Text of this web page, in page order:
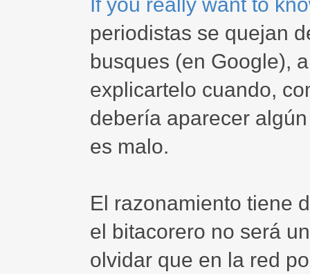
periodistas se quejan
busques (en Google),
explicartelo cuando,
debería aparecer
es malo.
El razonamiento tiene
el bitacorero no será
olvidar que en la red